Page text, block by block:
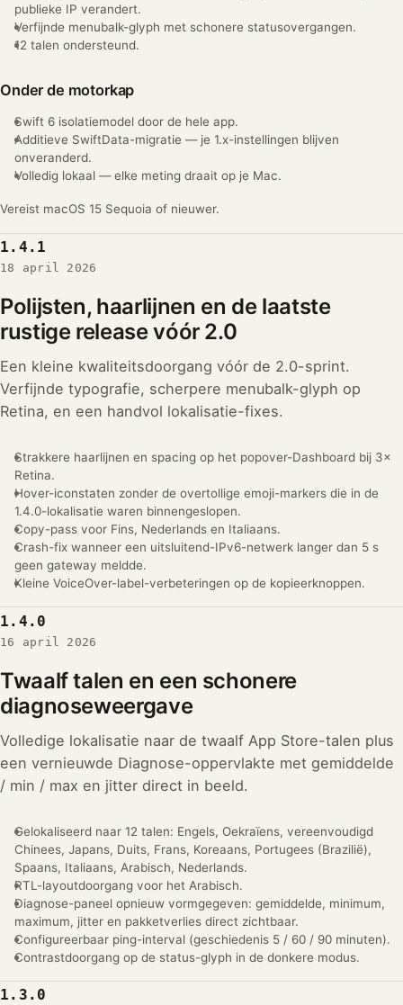
publieke IP verandert.
Verfijnde menubalk-glyph met schonere statusovergangen.
12 talen ondersteund.
Onder de motorkap
Swift 6 isolatiemodel door de hele app.
Additieve SwiftData-migratie — je 1.x-instellingen blijven
onveranderd.
Volledig lokaal — elke meting draait op je Mac.
Vereist macOS 15 Sequoia of nieuwer.
1.4.1
18 april 2026
Polijsten, haarlijnen en de laatste
rustige release vóór 2.0
Een kleine kwaliteitsdoorgang vóór de 2.0-sprint.
Verfijnde typografie, scherpere menubalk-glyph op
Retina, en een handvol lokalisatie-fixes.
Strakkere haarlijnen en spacing op het popover-Dashboard bij 3×
Retina.
Hover-iconstaten zonder de overtollige emoji-markers die in de
1.4.0-lokalisatie waren binnengeslopen.
Copy-pass voor Fins, Nederlands en Italiaans.
Crash-fix wanneer een uitsluitend-IPv6-netwerk langer dan 5 s
geen gateway meldde.
Kleine VoiceOver-label-verbeteringen op de kopieerknoppen.
1.4.0
16 april 2026
Twaalf talen en een schonere
diagnoseweergave
Volledige lokalisatie naar de twaalf App Store-talen plus
een vernieuwde Diagnose-oppervlakte met gemiddelde
/ min / max en jitter direct in beeld.
Gelokaliseerd naar 12 talen: Engels, Oekraïens, vereenvoudigd
Chinees, Japans, Duits, Frans, Koreaans, Portugees (Brazilië),
Spaans, Italiaans, Arabisch, Nederlands.
RTL-layoutdoorgang voor het Arabisch.
Diagnose-paneel opnieuw vormgegeven: gemiddelde, minimum,
maximum, jitter en pakketverlies direct zichtbaar.
Configureerbaar ping-interval (geschiedenis 5 / 60 / 90 minuten).
Contrastdoorgang op de status-glyph in de donkere modus.
1.3.0